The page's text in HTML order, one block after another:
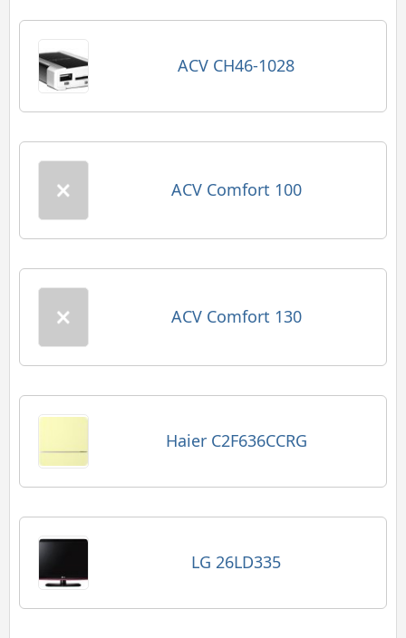
ACV CH46-1028
ACV Comfort 100
ACV Comfort 130
Haier C2F636CCRG
LG 26LD335